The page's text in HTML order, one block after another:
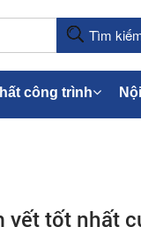
Tìm
công trình
yết tốt nhất